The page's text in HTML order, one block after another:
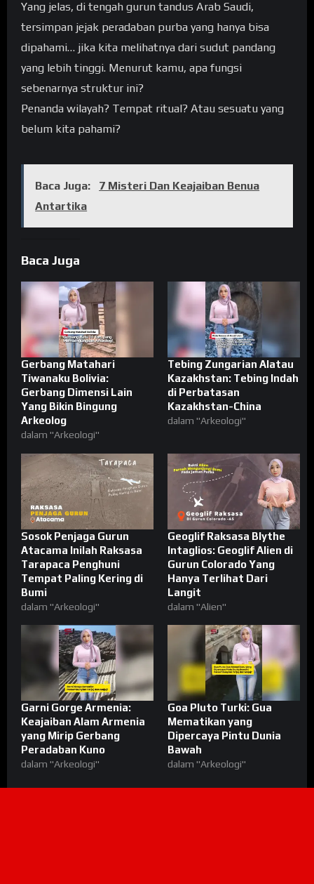
Yang jelas, di tengah gurun tandus Arab Saudi,
tersimpan jejak peradaban purba yang hanya bisa
dipahami… jika kita melihatnya dari sudut pandang
yang lebih tinggi. Menurut kamu, apa fungsi
sebenarnya struktur ini?
Penanda wilayah? Tempat ritual? Atau sesuatu yang
belum kita pahami?
Baca Juga:
7 Misteri Dan Keajaiban Benua
Antartika
Baca Juga
Gerbang Matahari
Tiwanaku Bolivia:
Gerbang Dimensi Lain
Yang Bikin Bingung
Arkeolog
dalam "Arkeologi"
Tebing Zungarian Alatau
Kazakhstan: Tebing Indah
di Perbatasan
Kazakhstan-China
dalam "Arkeologi"
Sosok Penjaga Gurun
Atacama Inilah Raksasa
Tarapaca Penghuni
Tempat Paling Kering di
Bumi
dalam "Arkeologi"
Geoglif Raksasa Blythe
Intaglios: Geoglif Alien di
Gurun Colorado Yang
Hanya Terlihat Dari
Langit
dalam "Alien"
Garni Gorge Armenia:
Keajaiban Alam Armenia
yang Mirip Gerbang
Peradaban Kuno
dalam "Arkeologi"
Goa Pluto Turki: Gua
Mematikan yang
Dipercaya Pintu Dunia
Bawah
dalam "Arkeologi"